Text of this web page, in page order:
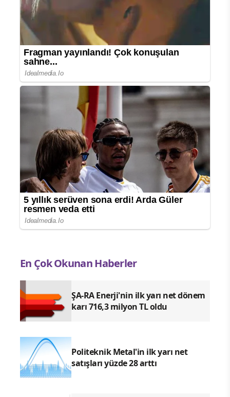
azaltılmasına katkı sağlıyor.
İstanbul Okan Üniversitesi Hastanesi
Kardiyoloji Uzmanı Prof. Dr. Süha
Çetin, kadınların günlük ortalama 25
gram, erkeklerin ise 38 gram lif
tüketmesi gerektiğini belirtiyor. Kırmızı
et, tavuk ve balık gibi yüksek proteinli
besinlerin lif içermediğini söyleyen Prof.
Dr. Çetin, sebze ve meyvelerin lif
açısından zengin olmasına rağmen
protein miktarlarının düşük olduğunu
söylüyor. Bu nedenle hem protein hem
de lif bakımından zengin besinleri
taşıyor.
Kalp Dostu Beslenmede Baklagiller
İlk Sırada!
Protein ve lifi aynı anda yüksek oranda
içeren besinlerin başında baklagiller
geliyor. Nohut, mercimek, kuru fasulye,
barbunya ve börülce gibi besinler; hem